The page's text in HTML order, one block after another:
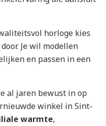
horloge kies
Je wil modellen
en passen in een
al jaren bewust in op
winkel in Sint-
warmte,